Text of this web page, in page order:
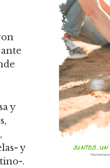
y
y
.